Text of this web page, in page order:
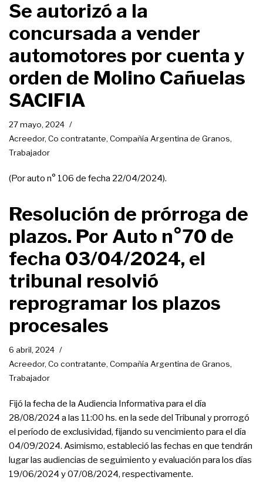
Se autorizó a la
concursada a vender
automotores por cuenta y
orden de Molino Cañuelas
SACIFIA
27 mayo, 2024
Acreedor, Co contratante, Compañía Argentina de Granos,
Trabajador
(Por auto n° 106 de fecha 22/04/2024).
Resolución de prórroga de
plazos. Por Auto n°70 de
fecha 03/04/2024, el
tribunal resolvió
reprogramar los plazos
procesales
6 abril, 2024
Acreedor, Co contratante, Compañía Argentina de Granos,
Trabajador
Fijó la fecha de la Audiencia Informativa para el día
28/08/2024 a las 11:00 hs. en la sede del Tribunal y prorrogó
el período de exclusividad, fijando su vencimiento para el día
04/09/2024. Asimismo, estableció las fechas en que tendrán
lugar las audiencias de seguimiento y evaluación para los días
19/06/2024 y 07/08/2024, respectivamente.